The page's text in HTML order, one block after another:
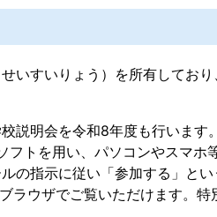
いすいりょう）を所有してお
説明会を令和8年度も行います
トを用い、パソコンやスマホ
の指示に従い「参加する」と
ウザでご覧いただけます。特